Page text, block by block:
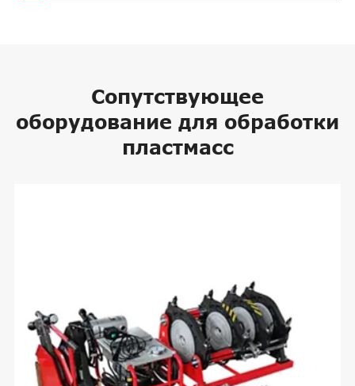
Сопутствующее
оборудование для обработки
пластмасс